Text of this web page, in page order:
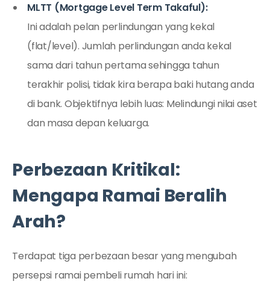
MLTT (Mortgage Level Term Takaful):
Ini adalah pelan perlindungan yang kekal
(flat/level). Jumlah perlindungan anda kekal
sama dari tahun pertama sehingga tahun
terakhir polisi, tidak kira berapa baki hutang anda
di bank. Objektifnya lebih luas: Melindungi nilai aset
dan masa depan keluarga.
Perbezaan Kritikal:
Mengapa Ramai Beralih
Arah?
Terdapat tiga perbezaan besar yang mengubah
persepsi ramai pembeli rumah hari ini: